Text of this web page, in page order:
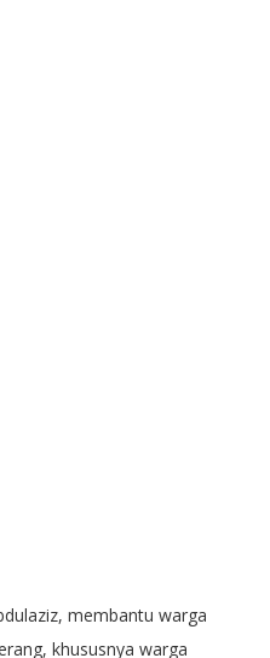
membantu warga
khususnya warga